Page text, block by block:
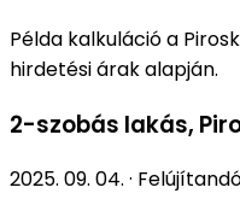
Példa kalkuláció a
hirdetési árak alapján.
2-szobás lakás,
2025. 09. 04. ·